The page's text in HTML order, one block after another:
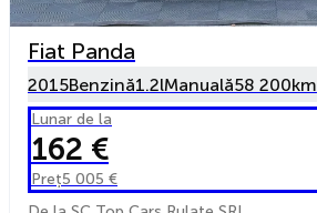
Fiat Panda
2015Benzină1.2lManuală58 200km
Lunar de la
162 €
Preț5 005 €